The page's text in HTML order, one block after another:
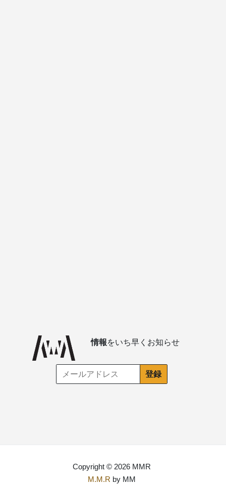
情報をいち早くお知らせ
Copyright © 2026 MMR
M.M.R by MM